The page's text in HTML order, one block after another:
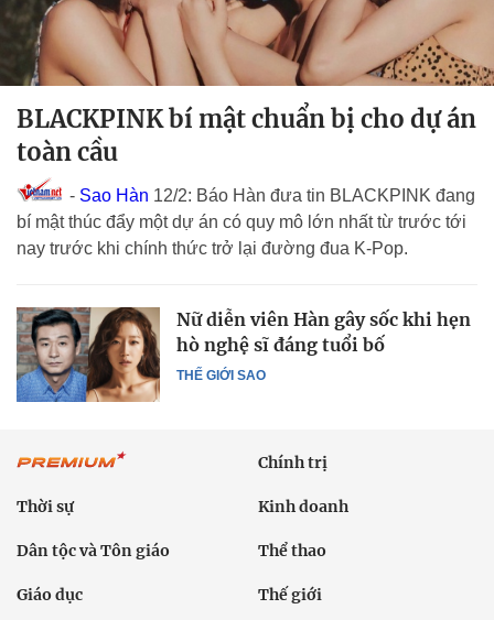
BLACKPINK bí mật chuẩn bị cho dự án
toàn cầu
- Sao Hàn 12/2: Báo Hàn đưa tin BLACKPINK đang
bí mật thúc đẩy một dự án có quy mô lớn nhất từ trước tới
nay trước khi chính thức trở lại đường đua K-Pop.
THẾ GIỚI SAO
Nữ diễn viên Hàn gây sốc khi hẹn
hò nghệ sĩ đáng tuổi bố
Chính trị
Thời sự Kinh doanh
Dân tộc và Tôn giáo Thể thao
Giáo dục Thế giới